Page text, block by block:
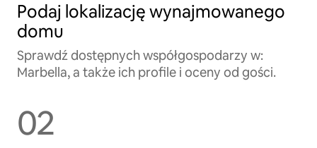
Podaj lokalizację wynajmowanego
domu
Sprawdź dostępnych współgospodarzy w:
Marbella, a także ich profile i oceny od gości.
02